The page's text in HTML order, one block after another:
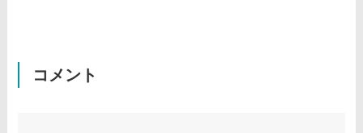
コメント